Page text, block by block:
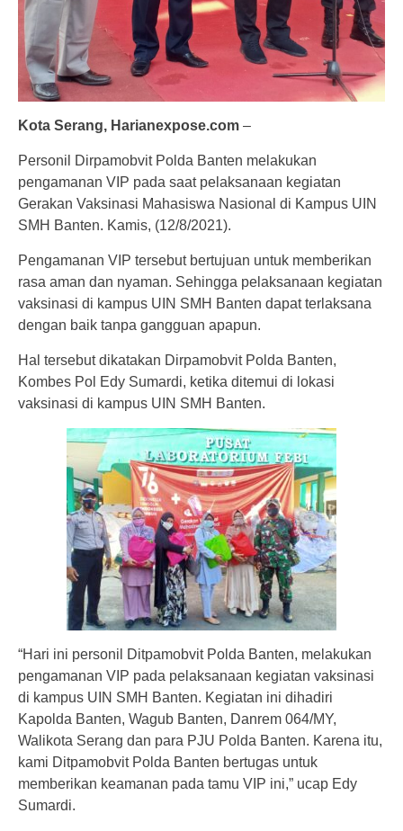
Kota Serang, Harianexpose.com –
Personil Dirpamobvit Polda Banten melakukan
pengamanan VIP pada saat pelaksanaan kegiatan
Gerakan Vaksinasi Mahasiswa Nasional di Kampus UIN
SMH Banten. Kamis, (12/8/2021).
Pengamanan VIP tersebut bertujuan untuk memberikan
rasa aman dan nyaman. Sehingga pelaksanaan kegiatan
vaksinasi di kampus UIN SMH Banten dapat terlaksana
dengan baik tanpa gangguan apapun.
Hal tersebut dikatakan Dirpamobvit Polda Banten,
Kombes Pol Edy Sumardi, ketika ditemui di lokasi
vaksinasi di kampus UIN SMH Banten.
“Hari ini personil Ditpamobvit Polda Banten, melakukan
pengamanan VIP pada pelaksanaan kegiatan vaksinasi
di kampus UIN SMH Banten. Kegiatan ini dihadiri
Kapolda Banten, Wagub Banten, Danrem 064/MY,
Walikota Serang dan para PJU Polda Banten. Karena itu,
kami Ditpamobvit Polda Banten bertugas untuk
memberikan keamanan pada tamu VIP ini,” ucap Edy
Sumardi.